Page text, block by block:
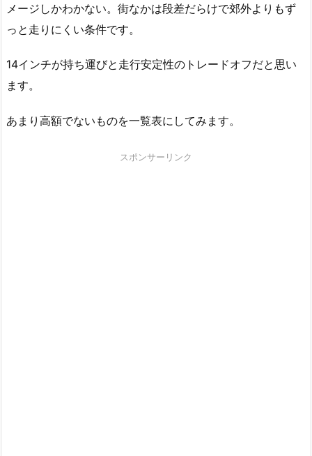
メージしかわかない。街なかは段差だらけで郊外よりもず
っと走りにくい条件です。
14インチが持ち運びと走行安定性のトレードオフだと思い
ます。
あまり高額でないものを一覧表にしてみます。
スポンサーリンク